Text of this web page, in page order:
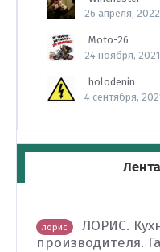
26 апреля, 2022
Moto-26
24 ноября, 2021
holodenin
4 сентября,
лорис
ЛОРИС.
производителя.